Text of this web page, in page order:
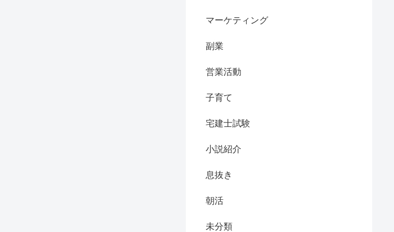
マーケティング
副業
営業活動
子育て
宅建士試験
小説紹介
息抜き
朝活
未分類